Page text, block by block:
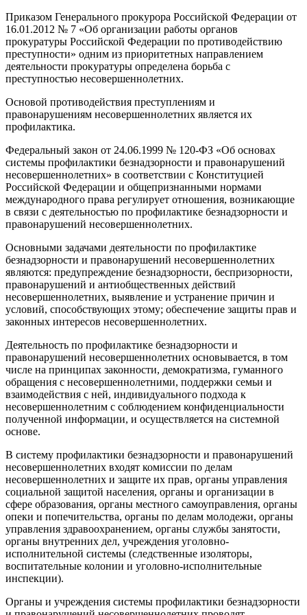
Приказом Генерального прокурора Российской Федерации от
16.01.2012 № 7 «Об организации работы органов
прокуратуры Российской Федерации по противодействию
преступности» одним из приоритетных направлением
деятельности прокуратуры определена борьба с
преступностью несовершеннолетних.
Основой противодействия преступлениям и
правонарушениям несовершеннолетних является их
профилактика.
Федеральный закон от 24.06.1999 № 120-ФЗ «Об основах
системы профилактики безнадзорности и правонарушений
несовершеннолетних» в соответствии с Конституцией
Российской Федерации и общепризнанными нормами
международного права регулирует отношения, возникающие
в связи с деятельностью по профилактике безнадзорности и
правонарушений несовершеннолетних.
Основными задачами деятельности по профилактике
безнадзорности и правонарушений несовершеннолетних
являются: предупреждение безнадзорности, беспризорности,
правонарушений и антиобщественных действий
несовершеннолетних, выявление и устранение причин и
условий, способствующих этому; обеспечение защиты прав и
законных интересов несовершеннолетних.
Деятельность по профилактике безнадзорности и
правонарушений несовершеннолетних основывается, в том
числе на принципах законности, демократизма, гуманного
обращения с несовершеннолетними, поддержки семьи и
взаимодействия с ней, индивидуального подхода к
несовершеннолетним с соблюдением конфиденциальности
полученной информации, и осуществляется на системной
основе.
В систему профилактики безнадзорности и правонарушений
несовершеннолетних входят комиссии по делам
несовершеннолетних и защите их прав, органы управления
социальной защитой населения, органы и организации в
сфере образования, органы местного самоуправления, органы
опеки и попечительства, органы по делам молодежи, органы
управления здравоохранением, органы службы занятости,
органы внутренних дел, учреждения уголовно-
исполнительной системы (следственные изоляторы,
воспитательные колонии и уголовно-исполнительные
инспекции).
Органы и учреждения системы профилактики безнадзорности